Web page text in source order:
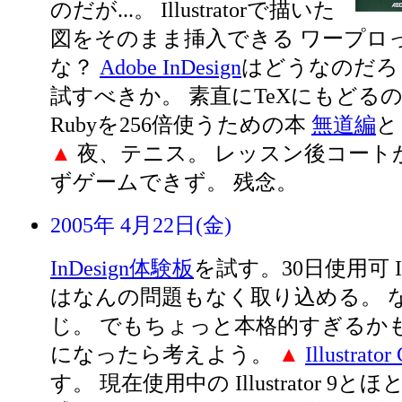
のだが...。 Illustratorで描いた
図をそのまま挿入できる ワープロ
な？ Adobe InDesignはどうなのだ
試すべきか。 素直にTeXにもどる
Rubyを256倍使うための本 無道編
▲ 夜、テニス。 レッスン後コート
ずゲームできず。 残念。
2005年 4月22日(金)
InDesign体験板を試す。30日使用可
はなんの問題もなく取り込める。
じ。 でもちょっと本格的すぎるか
になったら考えよう。
▲ Illustrator
す。 現在使用中の Illustrator 9とほ